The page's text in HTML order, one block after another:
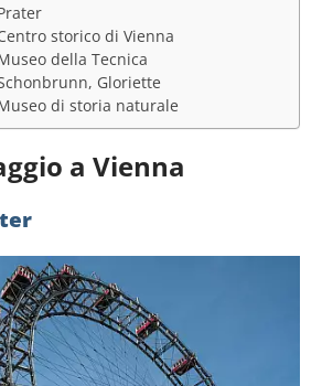
storico di Vienna
della Tecnica
Gloriette
di storia naturale
a Vienna